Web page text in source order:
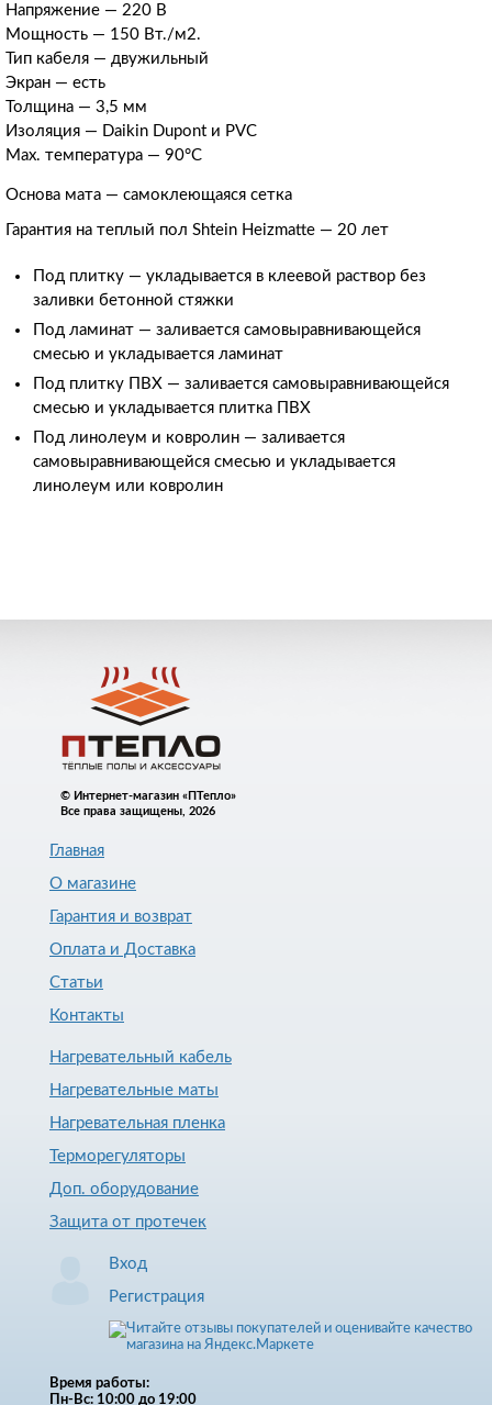
Напряжение — 220 В
Мощность — 150 Вт./м2.
Тип кабеля — двужильный
Экран — есть
Толщина — 3,5 мм
Изоляция — Daikin Dupont и PVC
Max. температура — 90°С
Основа мата — самоклеющаяся сетка
Гарантия на теплый пол Shtein Heizmatte — 20 лет
Под плитку — укладывается в клеевой раствор без
заливки бетонной стяжки
Под ламинат — заливается самовыравнивающейся
смесью и укладывается ламинат
Под плитку ПВХ — заливается самовыравнивающейся
смесью и укладывается плитка ПВХ
Под линолеум и ковролин — заливается
самовыравнивающейся смесью и укладывается
линолеум или ковролин
© Интернет-магазин «ПТепло»
Все права защищены, 2026
Главная
О магазине
Гарантия и возврат
Оплата и Доставка
Статьи
Контакты
Нагревательный кабель
Нагревательные маты
Нагревательная пленка
Терморегуляторы
Доп. оборудование
Защита от протечек
Вход
Регистрация
Время работы:
Пн-Вс: 10:00 до 19:00